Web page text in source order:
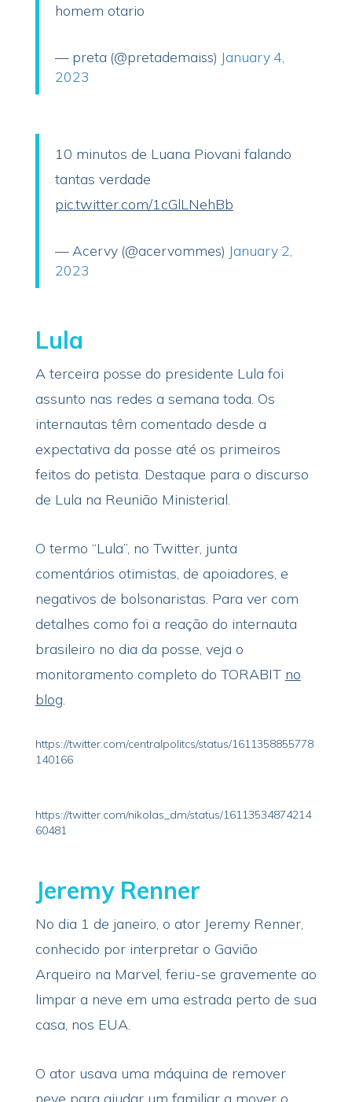
homem otario
— preta (@pretademaiss) January 4,
2023
10 minutos de Luana Piovani falando
tantas verdade
pic.twitter.com/1cGlLNehBb
— Acervy (@acervommes) January 2,
2023
Lula
A terceira posse do presidente Lula foi
assunto nas redes a semana toda. Os
internautas têm comentado desde a
expectativa da posse até os primeiros
feitos do petista. Destaque para o discurso
de Lula na Reunião Ministerial.
O termo “Lula”, no Twitter, junta
comentários otimistas, de apoiadores, e
negativos de bolsonaristas. Para ver com
detalhes como foi a reação do internauta
brasileiro no dia da posse, veja o
monitoramento completo do TORABIT no
blog
https://twitter.com/centralpolitcs/status/1611358855778
140166
https://twitter.com/nikolas_dm/status/16113534874214
60481
Jeremy Renner
No dia 1 de janeiro, o ator Jeremy Renner,
conhecido por interpretar o Gavião
Arqueiro na Marvel, feriu-se gravemente ao
limpar a neve em uma estrada perto de sua
casa, nos EUA.
O ator usava uma máquina de remover
neve para ajudar um familiar a mover o